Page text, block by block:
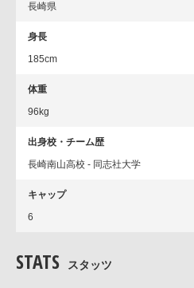
長崎県
身長
185cm
体重
96kg
出身校・チーム歴
長崎南山高校 - 同志社大学
キャップ
6
STATS スタッツ